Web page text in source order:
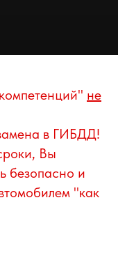
не
в ГИБДД!
Вы
безопасно и
"как